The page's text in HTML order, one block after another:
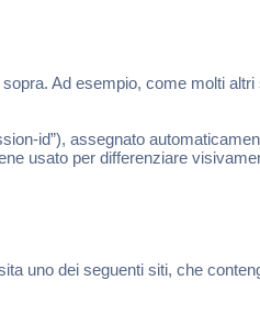
Ad esempio, come molti altri
id”), assegnato
usato per differenziare
uno dei seguenti siti, che